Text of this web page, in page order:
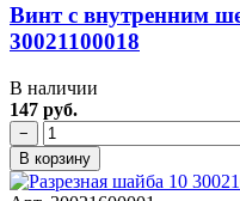
Винт с внутренним
30021100018
В наличии
147 руб.
−
В корзину